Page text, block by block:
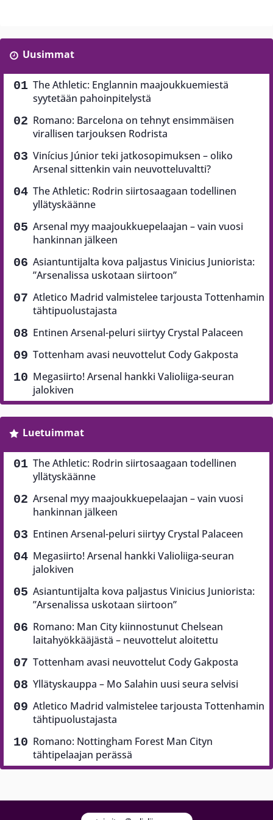
Uusimmat
The Athletic: Englannin maajoukkuemiestä
syytetään pahoinpitelystä
Romano: Barcelona on tehnyt ensimmäisen
virallisen tarjouksen Rodrista
Vinícius Júnior teki jatkosopimuksen – oliko
Arsenal sittenkin vain neuvotteluvaltti?
The Athletic: Rodrin siirtosaagaan todellinen
yllätyskäänne
Arsenal myy maajoukkuepelaajan – vain vuosi
hankinnan jälkeen
Asiantuntijalta kova paljastus Vinicius Juniorista:
”Arsenalissa uskotaan siirtoon”
Atletico Madrid valmistelee tarjousta Tottenhamin
tähtipuolustajasta
Entinen Arsenal-peluri siirtyy Crystal Palaceen
Tottenham avasi neuvottelut Cody Gakposta
Megasiirto! Arsenal hankki Valioliiga-seuran
jalokiven
Luetuimmat
The Athletic: Rodrin siirtosaagaan todellinen
yllätyskäänne
Arsenal myy maajoukkuepelaajan – vain vuosi
hankinnan jälkeen
Entinen Arsenal-peluri siirtyy Crystal Palaceen
Megasiirto! Arsenal hankki Valioliiga-seuran
jalokiven
Asiantuntijalta kova paljastus Vinicius Juniorista:
”Arsenalissa uskotaan siirtoon”
Romano: Man City kiinnostunut Chelsean
laitahyökkääjästä – neuvottelut aloitettu
Tottenham avasi neuvottelut Cody Gakposta
Yllätyskauppa – Mo Salahin uusi seura selvisi
Atletico Madrid valmistelee tarjousta Tottenhamin
tähtipuolustajasta
Romano: Nottingham Forest Man Cityn
tähtipelaajan perässä